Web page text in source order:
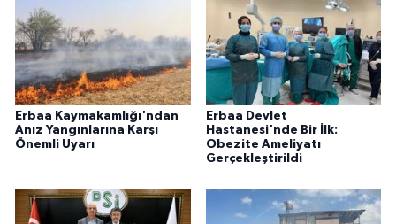
Erbaa Kaymakamlığı'ndan
Anız Yangınlarına Karşı
Önemli Uyarı
Erbaa Devlet
Hastanesi'nde Bir İlk:
Obezite Ameliyatı
Gerçekleştirildi